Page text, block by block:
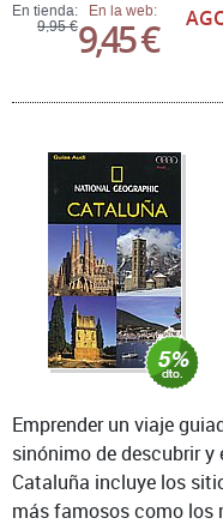
En tienda:
9,95 €
En la web:
9,45 €
Emprender un viaje
sinónimo de descubrir y
Cataluña incluye los
más famosos como los